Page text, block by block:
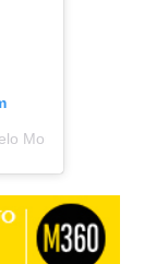
Moreno || Todo